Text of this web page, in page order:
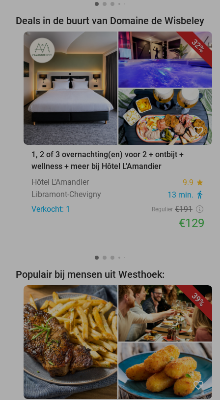
Deals in de buurt van Domaine de Wisbeley
32%
favorite_border
1, 2 of 3 overnachting(en) voor 2 + ontbijt +
wellness + meer bij Hôtel L'Amandier
Hôtel L'Amandier
9.9 star
Libramont-Chevigny 13 min. directions_walk
Verkocht: 1 Regulier €191
€129
Populair bij mensen uit Westhoek:
39%
favorite_border